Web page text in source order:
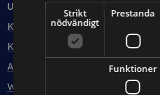
Utbildning
Kurser
Kurspaket
Abonnemang
Webbinarium
Strikt
nödvändigt
Prestanda
Funktioner